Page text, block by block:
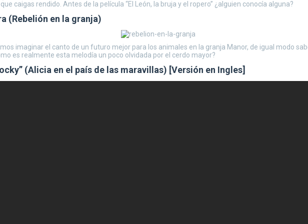
caigas rendido. Antes de la película “El León, la bruja y el ropero” ¿alguien conocía alguna?
(Rebelión en la granja)
imaginar el canto de un futuro mejor para los animales en la granja Manor, de igual modo
es realmente esta melodía un poco olvidada por el cerdo mayor?
(Alicia en el país de las maravillas) [Versión en Ingles]